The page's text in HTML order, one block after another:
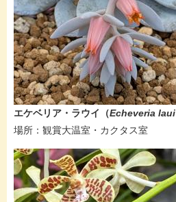
エケベリア・ラウイ​ （Echeveria laui​​
​場所：観賞大温室・カクタス室